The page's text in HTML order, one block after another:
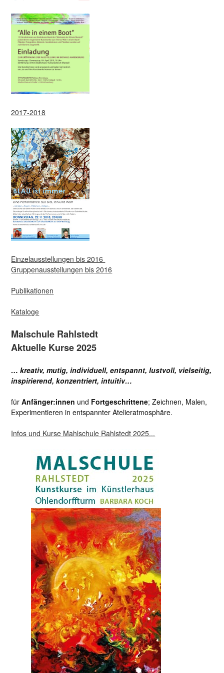
2017-2018
Einzelausstellungen bis 2016
Gruppenausstellungen bis 2016
Publikationen
Kataloge
Malschule Rahlstedt
Aktuelle Kurse 2025
… kreativ, mutig, individuell, entspannt, lustvoll, vielseitig,
inspirierend, konzentriert, intuitiv…
fürAnfänger:innen und Fortgeschrittene; Zeichnen, Malen,
Experimentieren in entspannter Atelieratmosphäre.
Infos und Kurse Mahlschule Rahlstedt 2025...